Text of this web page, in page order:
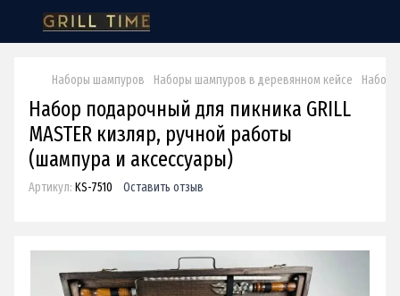
Наборы шампуров Наборы шампуров в деревянном кейсе Набор
Набор подарочный для пикника GRILL
MASTER кизляр, ручной работы
(шампура и аксессуары)
Артикул: KS-7510 Оставить отзыв